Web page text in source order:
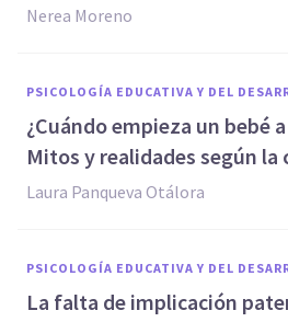
Nerea Moreno
PSICOLOGÍA EDUCATIVA Y DEL
¿Cuándo empieza un bebé
Mitos y realidades según la
Laura Panqueva Otálora
PSICOLOGÍA EDUCATIVA Y DEL
La falta de implicación